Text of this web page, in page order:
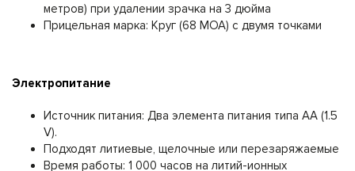
метров) при удалении зрачка на 3 дюйма
Прицельная марка: Круг (68 МОА) с двумя точками
Электропитание
Источник питания: Два элемента питания типа AA (1.5
V).
Подходят литиевые, щелочные или перезаряжаемые
Время работы: 1 000 часов на литий-ионных